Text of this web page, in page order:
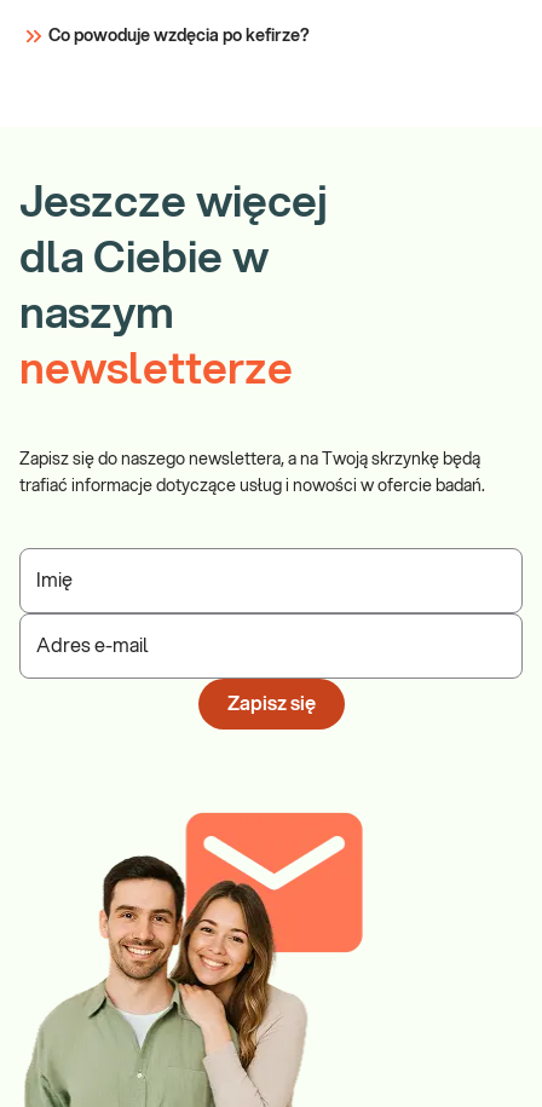
Co powoduje wzdęcia po kefirze?
Jeszcze więcej
dla Ciebie w
naszym
newsletterze
Zapisz się do naszego newslettera, a na Twoją skrzynkę będą
trafiać informacje dotyczące usług i nowości w ofercie badań.
Imię
Adres e-mail
Zapisz się